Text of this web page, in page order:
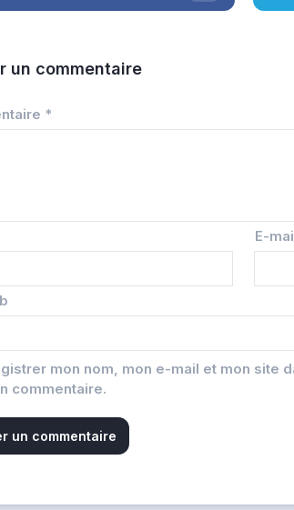
un commentaire
*
E-
mon nom, mon e-mail et mon site
commentaire.